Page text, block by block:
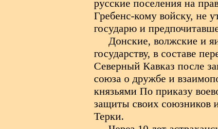
русские поселения на
Гребенс-кому войску, не
государю и
Донские, волжские и
государству, в составе
Северный Кавказ после
союза о дружбе и
князьями По приказу
защиты своих союзников
Терки.